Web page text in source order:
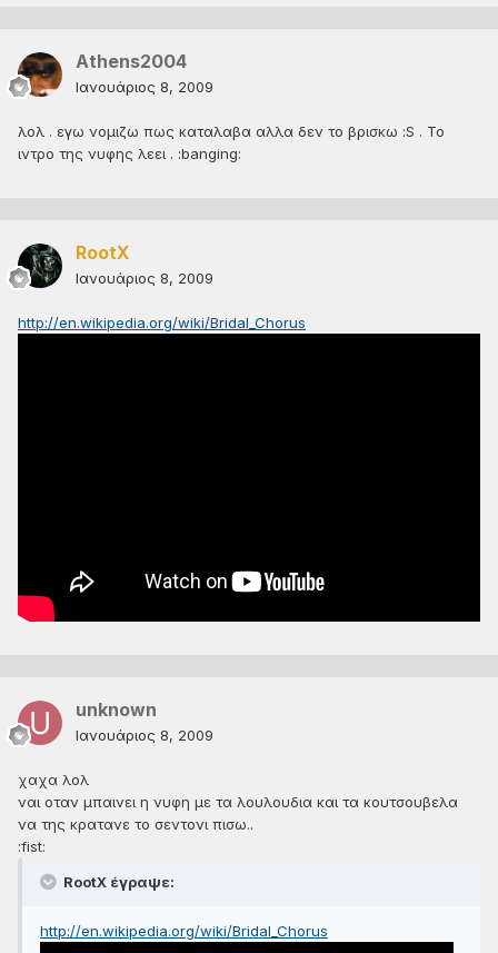
Athens2004
Ιανουάριος 8, 2009
λολ . εγω νομιζω πως καταλαβα αλλα δεν το βρισκω :S . Το
ιντρο της νυφης λεει . :banging:
RootX
Ιανουάριος 8, 2009
http://en.wikipedia.org/wiki/Bridal_Chorus
unknown
Ιανουάριος 8, 2009
χαχα λολ
ναι οταν μπαινει η νυφη με τα λουλουδια και τα κουτσουβελα
να της κρατανε το σεντονι πισω..
:fist:
RootX έγραψε:
http://en.wikipedia.org/wiki/Bridal_Chorus